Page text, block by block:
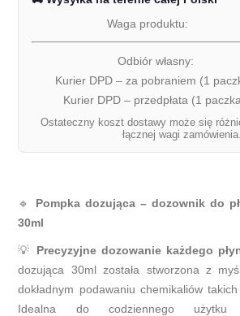
Waga produktu:
Odbiór własny:
Kurier DPD – za pobraniem (1
Kurier DPD – przedpłata (1
Ostateczny koszt dostawy może się
łącznej wagi zamówienia.
🔹 Pompka dozująca – dozownik do
30ml
💡 Precyzyjne dozowanie każdego
dozująca 30ml została stworzona z
dokładnym podawaniu chemikaliów
Idealna do codziennego użytku